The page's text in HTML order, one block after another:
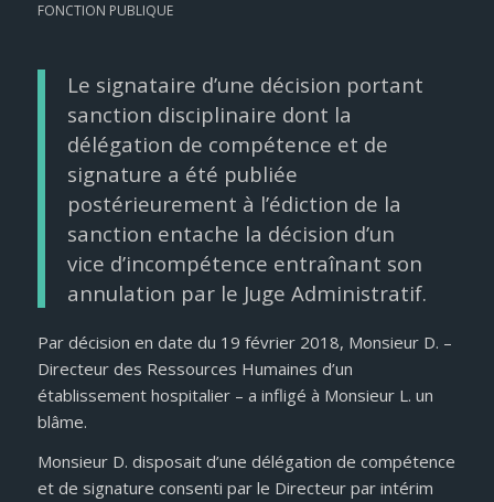
FONCTION PUBLIQUE
Le signataire d’une décision portant
sanction disciplinaire dont la
délégation de compétence et de
signature a été publiée
postérieurement à l’édiction de la
sanction entache la décision d’un
vice d’incompétence entraînant son
annulation par le Juge Administratif.
Par décision en date du 19 février 2018, Monsieur D. –
Directeur des Ressources Humaines d’un
établissement hospitalier – a infligé à Monsieur L. un
blâme.
Monsieur D. disposait d’une délégation de compétence
et de signature consenti par le Directeur par intérim